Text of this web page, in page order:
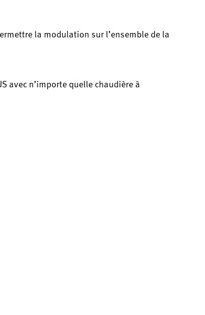
la modulation sur l’ensemble de la
avec n’importe quelle chaudière à